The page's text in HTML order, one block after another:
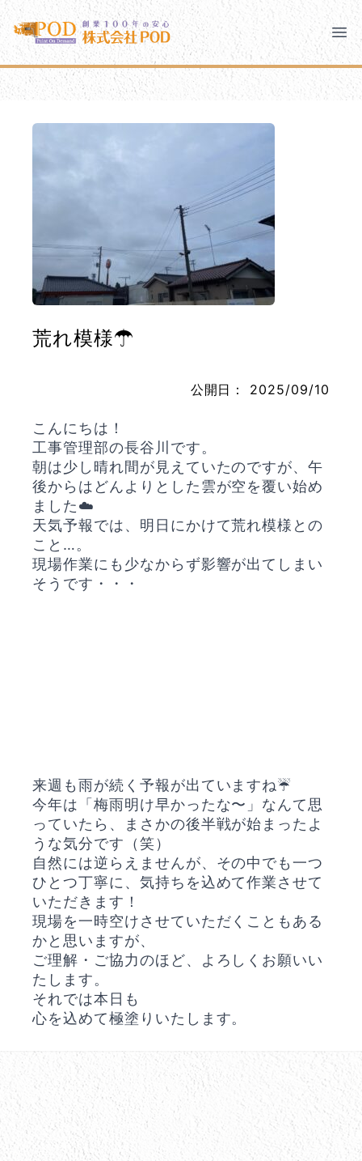
メインコンテンツにスキップ
株式会社ペイント・オン・デマンド
千葉の外壁塗装・屋根塗装なら創業100年の安心 ペイン
株式会社ペイント・オン・デマンド
モバイルメニュー
PODのまちづくり 安心の取り組み
お問い合わせ
荒れ模様☂
公開日： 2025/09/10
こんにちは！
工事管理部の長谷川です。
朝は少し晴れ間が見えていたのですが、午
後からはどんよりとした雲が空を覆い始め
ました☁️
天気予報では、明日にかけて荒れ模様との
こと…。
現場作業にも少なからず影響が出てしまい
そうです・・・
来週も雨が続く予報が出ていますね☔
今年は「梅雨明け早かったな〜」なんて思
っていたら、まさかの後半戦が始まったよ
うな気分です（笑）
自然には逆らえませんが、その中でも一つ
ひとつ丁寧に、気持ちを込めて作業させて
いただきます！
現場を一時空けさせていただくこともある
かと思いますが、
ご理解・ご協力のほど、よろしくお願いい
たします。
それでは本日も
心を込めて極塗りいたします。